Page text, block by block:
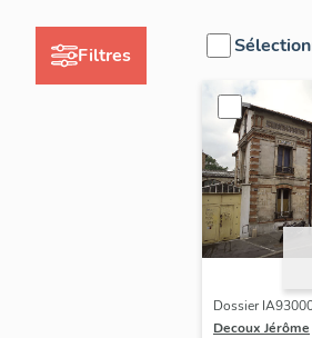
Filtres
Dossier
Decoux Jérôme